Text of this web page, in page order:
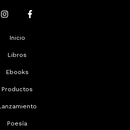
Inicio
Libros
Ebooks
Productos
Poesía